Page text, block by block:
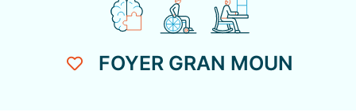
FOYER GRAN MOUN